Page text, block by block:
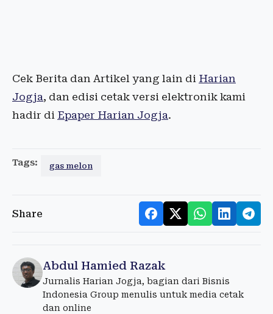
Cek Berita dan Artikel yang lain di Harian
Jogja, dan edisi cetak versi elektronik kami
hadir di Epaper Harian Jogja.
Tags: gas melon
Share
Abdul Hamied Razak
Jurnalis Harian Jogja, bagian dari Bisnis
Indonesia Group menulis untuk media cetak
dan online